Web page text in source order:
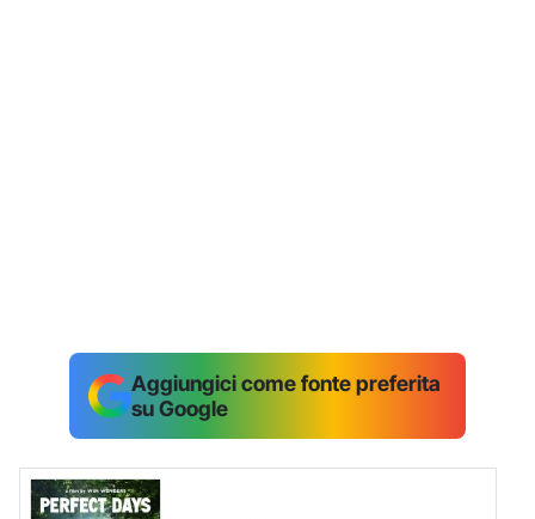
Aggiungici come fonte preferita
su Google